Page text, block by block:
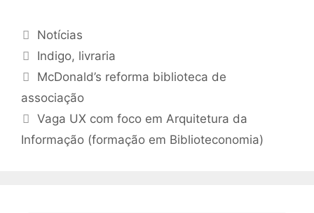
Categorias
Notícias
Tags
Indigo, livraria
McDonald’s reforma biblioteca de
associação
Vaga UX com foco em Arquitetura da
Informação (formação em Biblioteconomia)